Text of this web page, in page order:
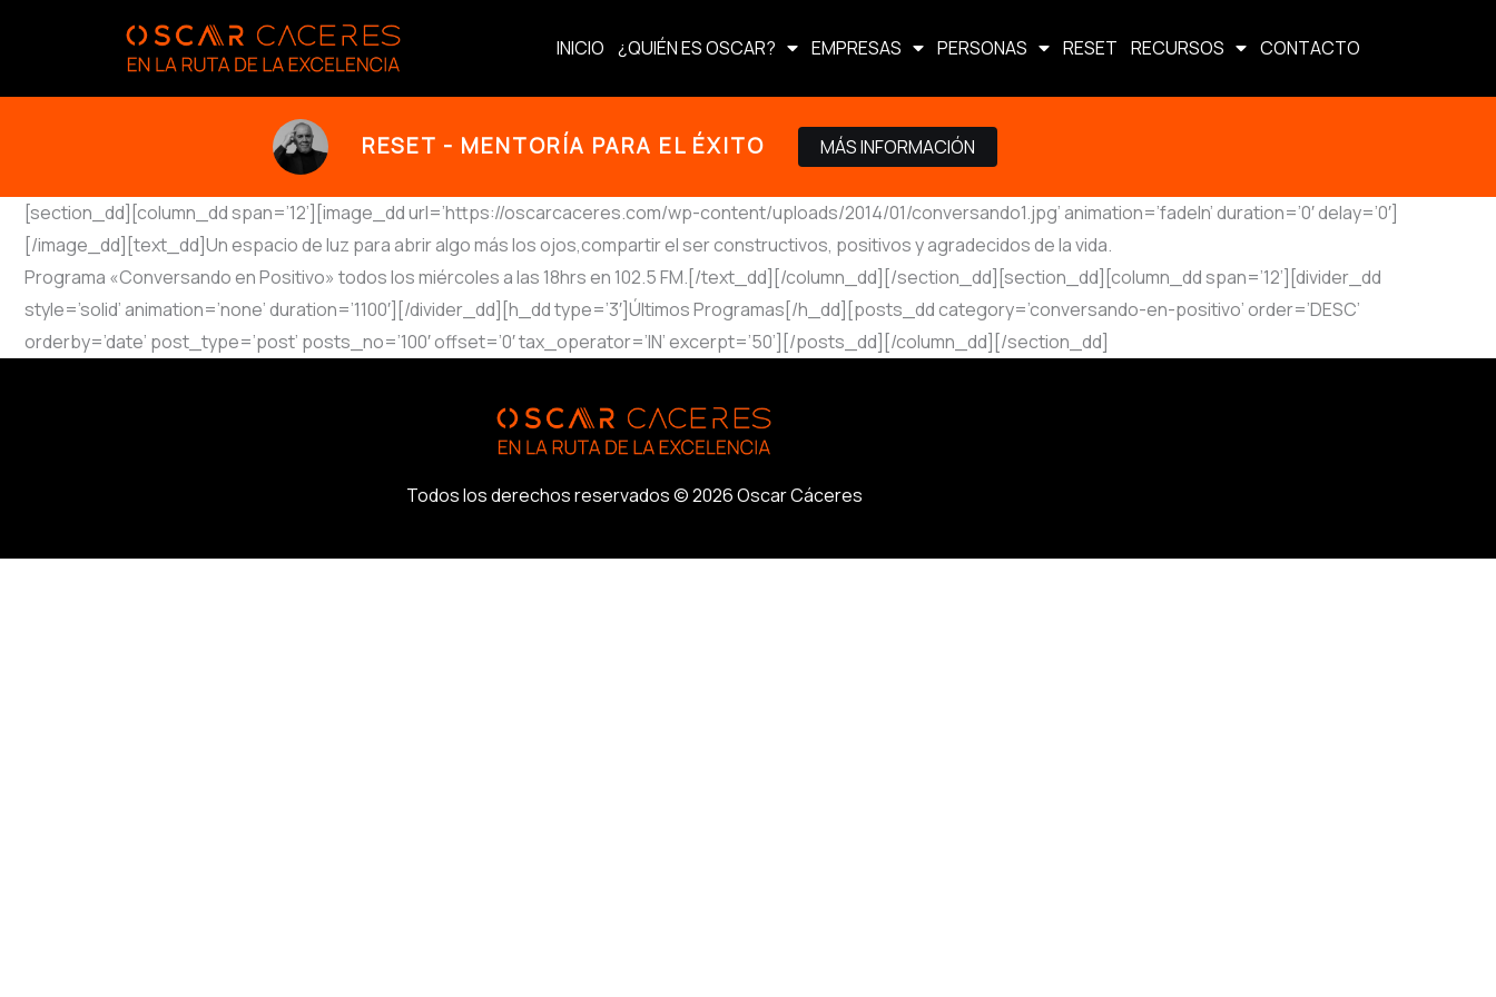
INICIO ¿QUIÉN ES OSCAR? EMPRESAS PERSONAS RESET RECURSOS CONTACTO
RESET - MENTORÍA PARA EL ÉXITO MÁS INFORMACIÓN
[section_dd][column_dd span=’12’][image_dd url=’https://oscarcaceres.com/wp-content/uploads/2014/01/conversando1.jpg’ animation=’fadeIn’ duration=’0′ delay=’0′]
[/image_dd][text_dd]Un espacio de luz para abrir algo más los ojos,compartir el ser constructivos, positivos y agradecidos de la vida.
Programa «Conversando en Positivo» todos los miércoles a las 18hrs en 102.5 FM.[/text_dd][/column_dd][/section_dd][section_dd][column_dd span=’12’][divider_dd
style=’solid’ animation=’none’ duration=’1100′][/divider_dd][h_dd type=’3′]Últimos Programas[/h_dd][posts_dd category=’conversando-en-positivo’ order=’DESC’
orderby=’date’ post_type=’post’ posts_no=’100′ offset=’0′ tax_operator=’IN’ excerpt=’50’][/posts_dd][/column_dd][/section_dd]
Todos los derechos reservados © 2026 Oscar Cáceres